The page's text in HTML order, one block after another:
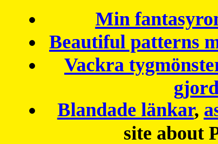
Min
Beautiful patterns
Vackra
Blandade länkar,
site about